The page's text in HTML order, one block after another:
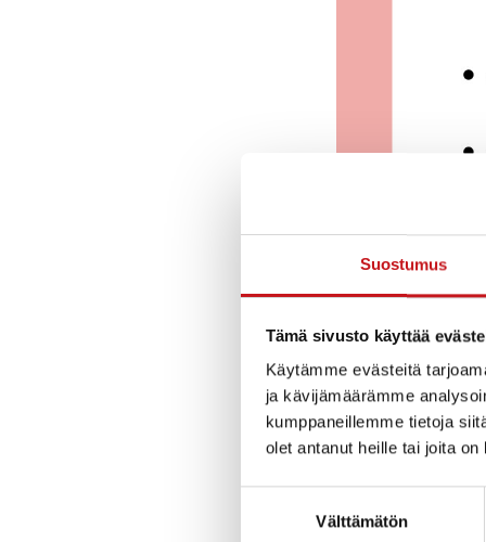
Suostumus
Tämä sivusto käyttää
Käytämme evästeitä
ja kävijämäärämme
kumppaneillemme tietoja
olet antanut heille tai joita
Välttämätön